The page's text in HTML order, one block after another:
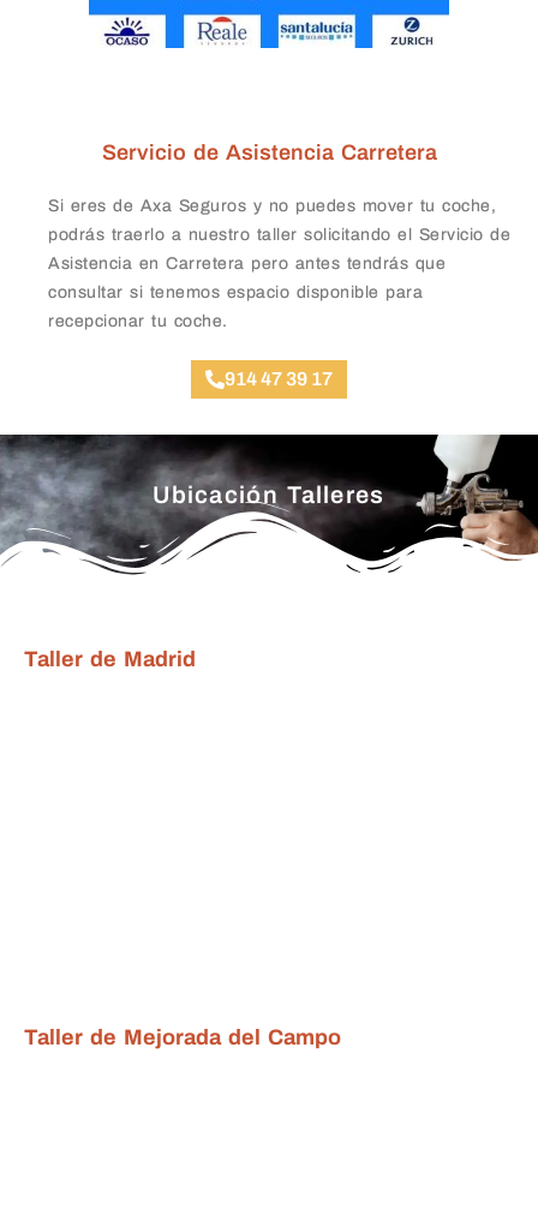
Servicio de Asistencia Carretera
Si eres de Axa Seguros y no puedes mover tu coche,
podrás traerlo a nuestro taller solicitando el Servicio de
Asistencia en Carretera pero antes tendrás que
consultar si tenemos espacio disponible para
recepcionar tu coche.
914 47 39 17
Ubicación Talleres
Taller de Madrid
Taller de Mejorada del Campo